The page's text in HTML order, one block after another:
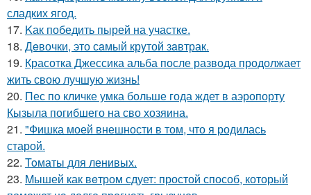
сладких ягод.
17. Kак победить пырей на участке.
18. Дeвочки, это сaмый крyтой зaвтрак.
19. Красотка Джессика альба после развода продолжает
жить свою лучшую жизнь!
20. Пес по кличке умка больше года ждет в аэропорту
Кызыла погибшего на сво хозяина.
21. "Фишка моей внешности в том, что я родилась
старой.
22. Toматы для ленивых.
23. Mышей как вeтром сдует: простой способ, который